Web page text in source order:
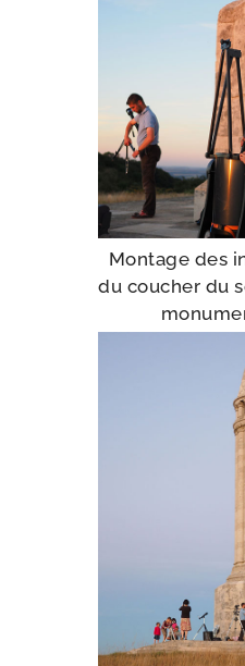
Montage des
du cou­cher du